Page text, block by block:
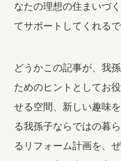
なたの理想の住まいづ
てサポートしてくれるで
どうかこの記事が、我
ためのヒントとしてお
せる空間、新しい趣味
る我孫子ならではの暮
るリフォーム計画を、